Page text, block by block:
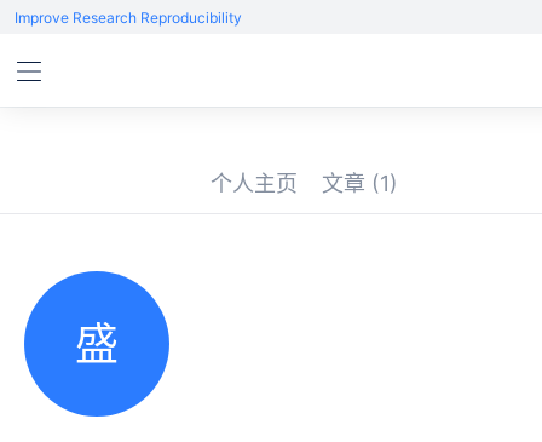
Improve Research Reproducibility
个人主页 文章 (1)
盛